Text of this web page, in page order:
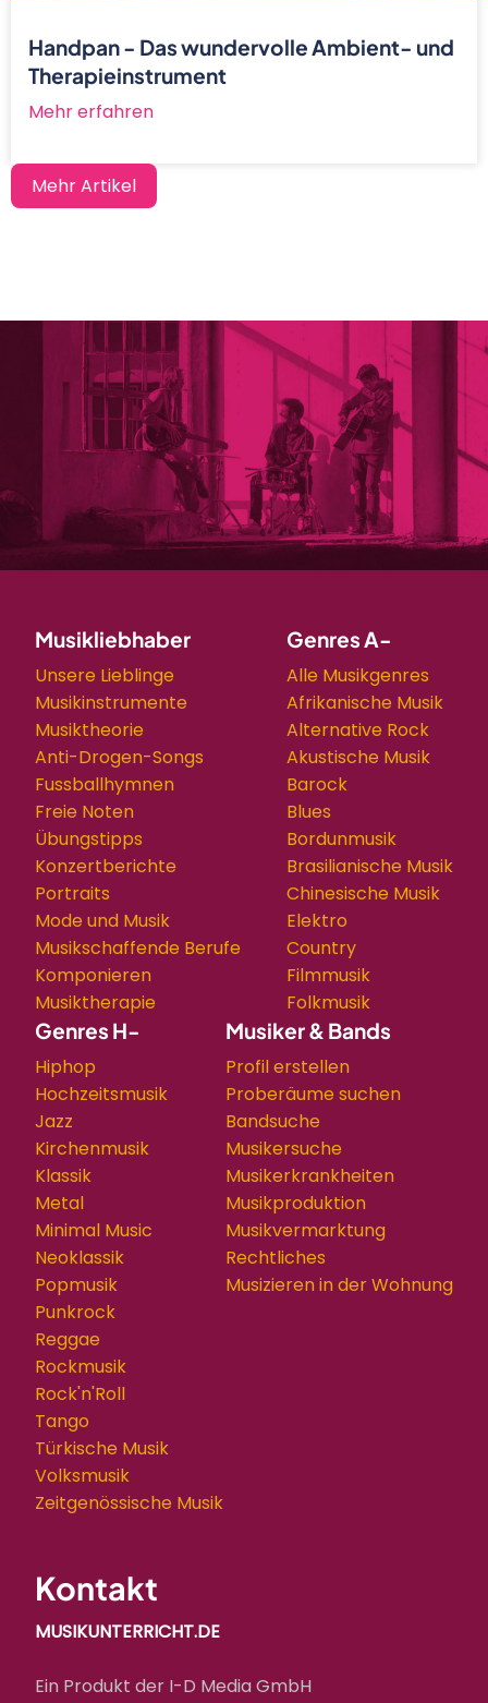
Handpan - Das wundervolle Ambient- und
Therapieinstrument
Mehr erfahren
Mehr Artikel
Musikliebhaber
Unsere Lieblinge
Musikinstrumente
Musiktheorie
Anti-Drogen-Songs
Fussballhymnen
Freie Noten
Übungstipps
Konzertberichte
Portraits
Mode und Musik
Musikschaffende Berufe
Komponieren
Musiktherapie
Genres A-
Alle Musikgenres
Afrikanische Musik
Alternative Rock
Akustische Musik
Barock
Blues
Bordunmusik
Brasilianische Musik
Chinesische Musik
Elektro
Country
Filmmusik
Folkmusik
Genres H-
Hiphop
Hochzeitsmusik
Jazz
Kirchenmusik
Klassik
Metal
Minimal Music
Neoklassik
Popmusik
Punkrock
Reggae
Rockmusik
Rock'n'Roll
Tango
Türkische Musik
Volksmusik
Zeitgenössische Musik
Musiker & Bands
Profil erstellen
Proberäume suchen
Bandsuche
Musikersuche
Musikerkrankheiten
Musikproduktion
Musikvermarktung
Rechtliches
Musizieren in der Wohnung
Kontakt
MUSIKUNTERRICHT.DE
Ein Produkt der I-D Media GmbH